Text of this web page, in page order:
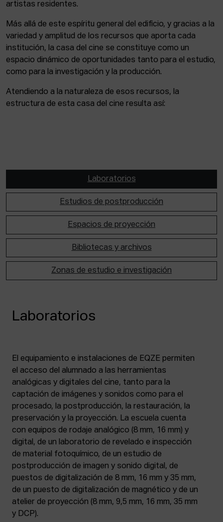
artistas residentes.
Más allá de este espíritu general del edificio, y gracias a la
variedad y amplitud de los recursos que aporta cada
institución, la casa del cine se constituye como un
espacio dinámico de oportunidades tanto para el estudio,
como para la investigación y la producción.
Atendiendo a la naturaleza de esos recursos, la
estructura de esta casa del cine resulta así:
Laboratorios
Estudios de postproducción
Espacios de proyección
Bibliotecas y archivos
Zonas de estudio e investigación
Laboratorios
El equipamiento e instalaciones de EQZE permiten
el acceso del alumnado a las herramientas
analógicas y digitales del cine, tanto para la
captación de imágenes y sonidos como para el
procesado, la postproducción, la restauración, la
preservación y la proyección. La escuela cuenta
con equipos de rodaje analógico (8 mm, 16 mm) y
digital, de un laboratorio de revelado e inspección
de material fotoquímico, de un estudio de
postproducción de imagen y sonido digital, de
puestos de digitalización de 8 mm, 16 mm y 35 mm,
de un puesto de digitalización de magnético y de un
atelier de proyección (8 mm, 9,5 mm, 16 mm, 35 mm
y DCP).